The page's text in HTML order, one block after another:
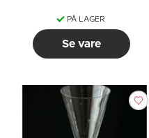
PÅ LAGER
Se vare